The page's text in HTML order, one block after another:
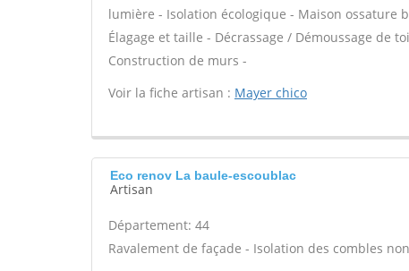
lumière - Isolation écologique - Maison ossature
Élagage et taille - Décrassage / Démoussage de
Construction de murs -
Voir la fiche artisan : Mayer chico
Eco renov La baule-escoublac
Artisan
Département: 44
Ravalement de façade - Isolation des combles